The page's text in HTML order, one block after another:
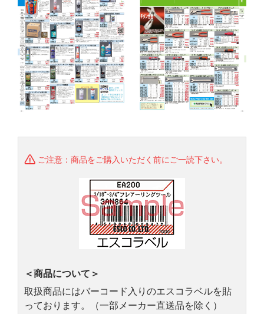
ご注意：商品をご購入いただく前にご一読下さい。
＜商品について＞
取扱商品にはバーコード入りのエスコラベルを貼
っております。（一部メーカー直送品を除く）